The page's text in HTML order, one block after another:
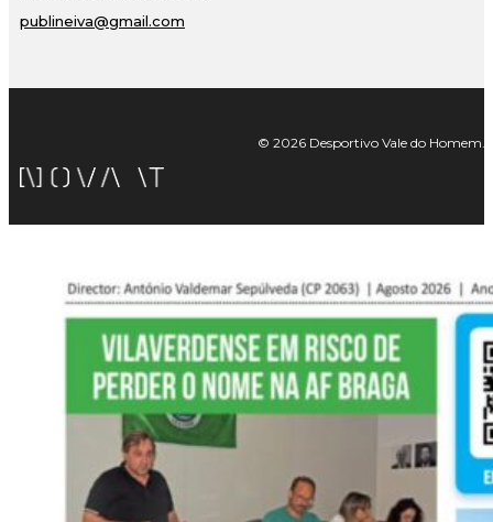
publineiva@gmail.com
© 2026 Desportivo Vale do Homem.